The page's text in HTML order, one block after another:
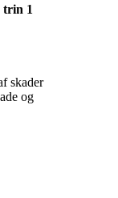
trin 1
skader
og